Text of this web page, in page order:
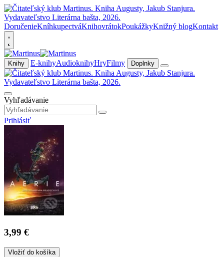
DoručenieKníhkupectváKnihovrátokPoukážkyKnižný blogKontakt
Knihy E-knihyAudioknihyHryFilmy Doplnky
Vyhľadávanie
Prihlásiť
3,99 €
Vložiť do košíka